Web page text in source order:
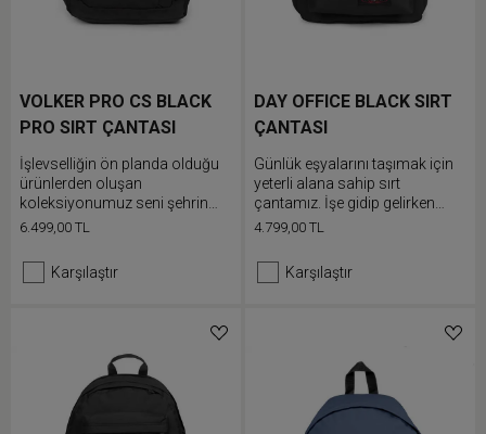
VOLKER PRO CS BLACK
PRO SIRT ÇANTASI
İşlevselliğin ön planda olduğu
ürünlerden oluşan
koleksiyonumuz seni şehrin
sokaklarından outdoor
derece geniş sırt çantamızın
neopren dizüstü bilgisayar
6.499,00 TL
Karşılaştır
DAY OFFICE BLACK SIRT
ÇANTASI
Günlük eşyalarını taşımak için
yeterli alana sahip sırt
çantamız. İşe gidip gelirken
kullandığın eşyalarını çift
bilgisayar bölmesine ve şişe
cebine doldur. Gün boyu
4.799,00 TL
Karşılaştır